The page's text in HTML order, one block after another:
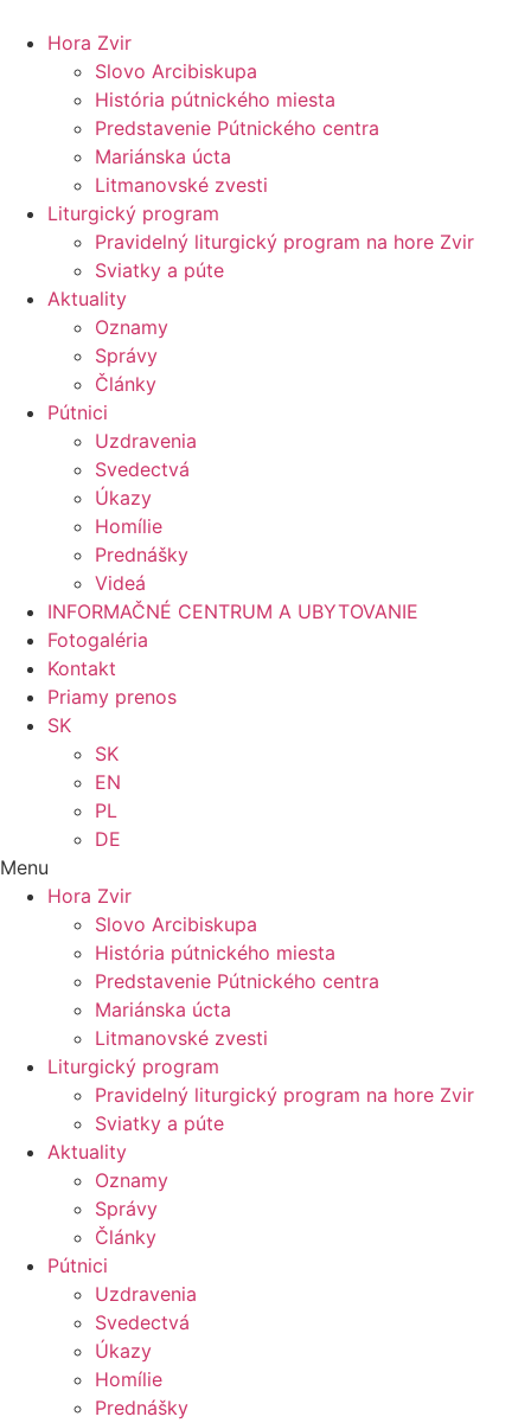
Hora Zvir
Slovo Arcibiskupa
História pútnického miesta
Predstavenie Pútnického centra
Mariánska úcta
Litmanovské zvesti
Liturgický program
Pravidelný liturgický program na hore Zvir
Sviatky a púte
Aktuality
Oznamy
Správy
Články
Pútnici
Uzdravenia
Svedectvá
Úkazy
Homílie
Prednášky
Videá
INFORMAČNÉ CENTRUM A UBYTOVANIE
Fotogaléria
Kontakt
Priamy prenos
SK
SK
EN
PL
DE
Menu
Hora Zvir
Slovo Arcibiskupa
História pútnického miesta
Predstavenie Pútnického centra
Mariánska úcta
Litmanovské zvesti
Liturgický program
Pravidelný liturgický program na hore Zvir
Sviatky a púte
Aktuality
Oznamy
Správy
Články
Pútnici
Uzdravenia
Svedectvá
Úkazy
Homílie
Prednášky